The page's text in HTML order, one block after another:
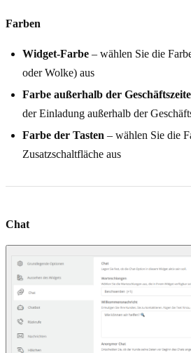
Farben
Widget-Farbe – wählen Sie die
oder Wolke) aus
Farbe außerhalb der
der Einladung außerhalb der
Farbe der Tasten – wählen Sie die
Zusatzschaltfläche aus
Chat